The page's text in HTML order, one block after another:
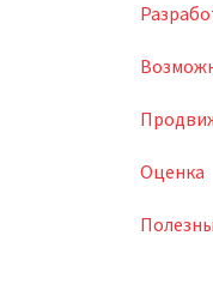
Оценка